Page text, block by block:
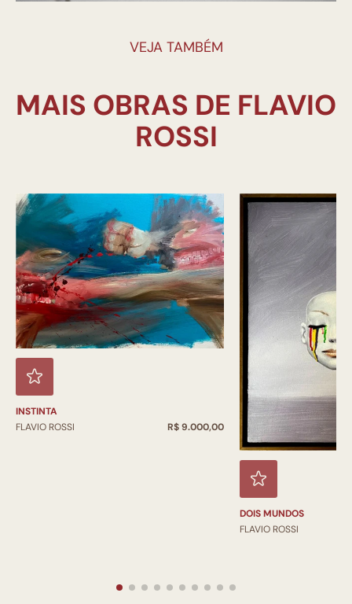
VEJA TAMBÉM
MAIS OBRAS DE FLAVIO
INSTINTA
FLAVIO ROSSI
R$ 9.000,00
DOIS MUNDOS
FLAVIO ROSSI